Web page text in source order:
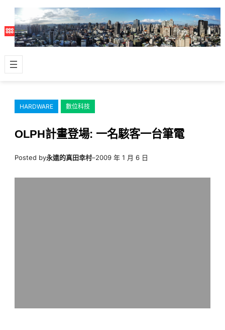
主
容
HARDWARE 數位科技
OLPH計畫登場: 一名駭客一台筆電
Posted by永遠的真田幸村–2009 年 1 月 6 日